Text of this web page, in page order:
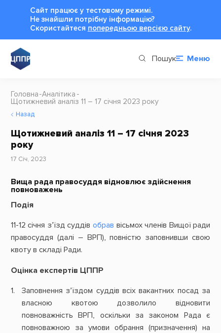
Сайт працює у тестовому режимі.
Не знайшли потрібну інформацію?
Cкористайтеся попередньою версією сайту.
Пошук Меню
Головна Аналітика
Щотижневий аналіз 11 – 17 січня 2023 рокy
Назад
Щотижневий аналіз 11 – 17 січня 2023
рокy
17 Січ, 2023
Вища рада правосуддя відновлює здійснення
повноважень
Подія
11-12 січня з’їзд суддів обрав вісьмох членів Вищої ради
правосуддя (далі – ВРП), повністю заповнивши свою
квоту в складі Ради.
Оцінка експертів ЦППР
Заповнення з’їздом суддів всіх вакантних посад за
власною квотою дозволило відновити
повноважність ВРП, оскільки за законом Рада є
повноважною за умови обрання (призначення) на